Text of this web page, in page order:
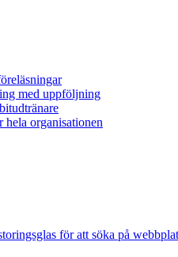
med uppföljning
hela organisationen